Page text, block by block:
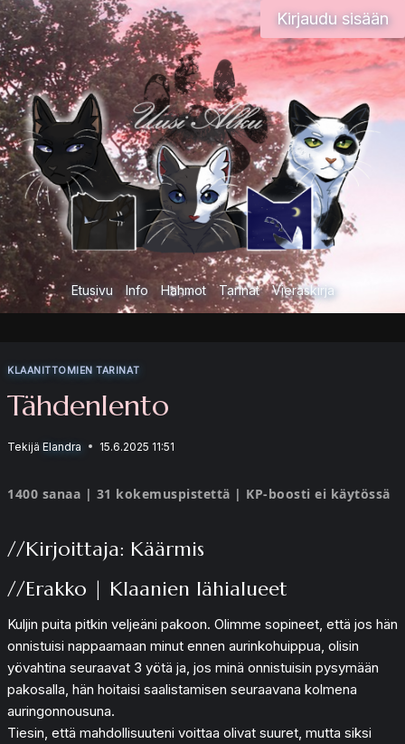
Siirry
sisältöön
Kirjaudu sisään
Etusivu Info Hahmot Tarinat Vieraskirja
KLAANITTOMIEN TARINAT
Tähdenlento
Tekijä Elandra 15.6.2025 11:51
1400 sanaa | 31 kokemuspistettä | KP-boosti ei käytössä
//Kirjoittaja: Käärmis
//Erakko | Klaanien lähialueet
Kuljin puita pitkin veljeäni pakoon. Olimme sopineet, että jos hän
onnistuisi nappaamaan minut ennen aurinkohuippua, olisin
yövahtina seuraavat 3 yötä ja, jos minä onnistuisin pysymään
pakosalla, hän hoitaisi saalistamisen seuraavana kolmena
auringonnousuna.
Tiesin, että mahdollisuuteni voittaa olivat suuret, mutta siksi